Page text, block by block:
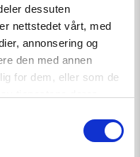
dessuten
nettstedet vårt, med
annonsering og
den med annen
for dem, eller som de